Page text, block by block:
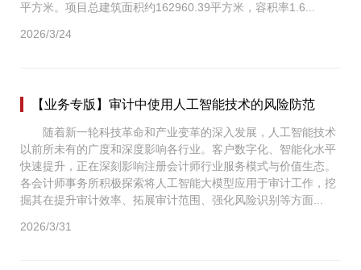
平方米。项目总建筑面积约162960.39平方米，容积率1.6...
2026/3/24
【业务专版】审计中使用人工智能技术的风险防范
随着新一轮科技革命和产业变革的深入发展，人工智能技术
以前所未有的广度和深度影响各行业。客户数字化、智能化水平
快速提升，正在深刻影响注册会计师行业服务模式与价值生态。
各会计师事务所积极探索将人工智能大模型应用于审计工作，挖
掘其在提升审计效率、拓展审计范围、强化风险识别等方面...
2026/3/31